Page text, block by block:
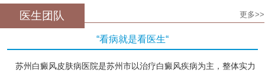
医生团队 更多>>
“看病就是看医生“
苏州白癜风皮肤病医院是苏州市以治疗白癜风疾病为主，整体实力